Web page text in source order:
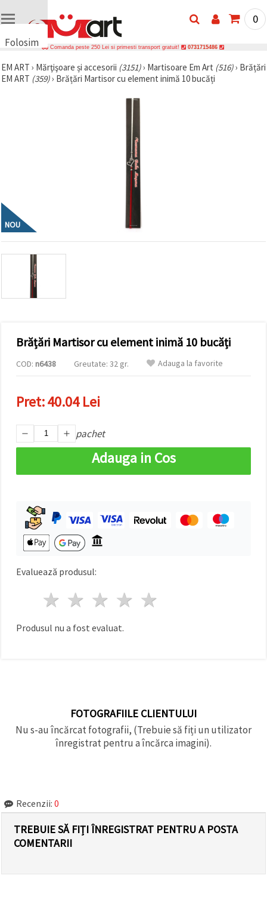
Folosim
uri
🍪 Folosim
și, cu
acordul
dumneavoastră,
traficul și a
conținut și
noștri de
marketing.
Puteți fi de
utilizați
toate
urile făcând
clic pe
"acceptati
indicați
un tip de
cookie -uri
făcând clic
pe butonul
Setări
0
Comanda peste 250 Lei si primesti transport gratuit! 0731715486
EM ART › Mărţişoare și accesorii (3151)› Martisoare Em Art (516)› Brățări
EM ART (359)› Brățări Martisor cu element inimă 10 bucăți
NOU
Brățări Martisor cu element inimă 10 bucăți
COD: n6438 Greutate: 32 gr. Adauga la favorite
Pret:40.04 Lei
pachet
Adauga in Cos
Evaluează produsul:
4 stele
3 stele
2 stele
1 stea
Produsul nu a fost evaluat.
FOTOGRAFIILE CLIENTULUI
Nu s-au încărcat fotografii, (Trebuie să fiți un utilizator
înregistrat pentru a încărca imagini).
Recenzii: 0
TREBUIE SĂ FIȚI ÎNREGISTRAT PENTRU A POSTA
COMENTARII